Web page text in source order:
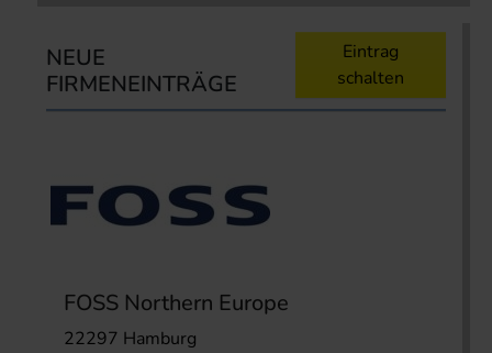
NEUE
FIRMENEINTRÄGE
Eintrag
schalten
FOSS Northern Europe
22297 Hamburg